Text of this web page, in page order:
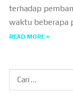
terhadap
waktu beberapa
READ MORE »
Cari
untuk: